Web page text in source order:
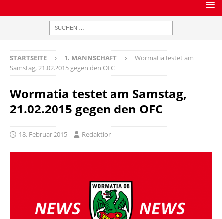
STARTSEITE 1. MANNSCHAFT
Wormatia testet am
Samstag, 21.02.2015 gegen den OFC
Wormatia testet am Samstag,
21.02.2015 gegen den OFC
18. Februar 2015 Redaktion